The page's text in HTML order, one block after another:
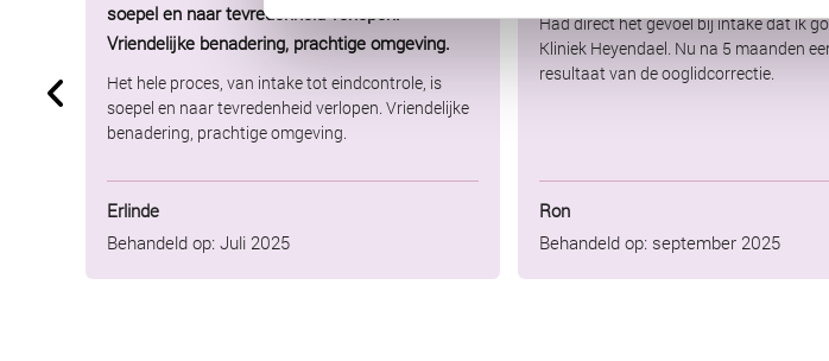
soepel en naar tevredenheid verlopen.
Vriendelijke benadering, prachtige omgeving.
Het hele proces, van intake tot eindcontrole, is
soepel en naar tevredenheid verlopen. Vriendelijke
benadering, prachtige omgeving.
Erlinde
Behandeld op: Juli 2025
Had direct het gevoel bij intake dat ik
Kliniek Heyendael. Nu na 5 maanden
resultaat van de ooglidcorrectie.
Ron
Behandeld op: september 2025